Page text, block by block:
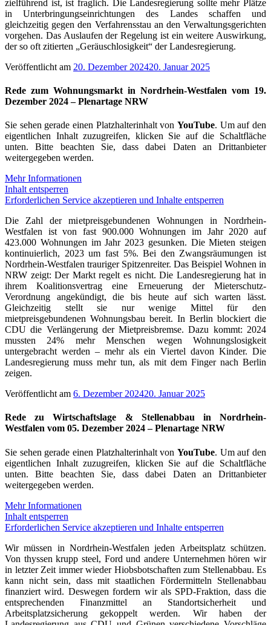
zielführend ist, ist fraglich. Die Landesregierung sollte mehr Plätze
in Unterbringungseinrichtungen des Landes schaffen und
gleichzeitig gegen den Verfahrensstau an den Verwaltungsgerichten
vorgehen. Das Auslaufen der Regelung ist ein weitere Auswirkung,
der so oft zitierten „Geräuschlosigkeit“ der Landesregierung.
Veröffentlicht am 20. Dezember 202420. Januar 2025
Rede zum Wohnungsmarkt in Nordrhein-Westfalen vom 19.
Dezember 2024 – Plenartage NRW
Sie sehen gerade einen Platzhalterinhalt von YouTube. Um auf den
eigentlichen Inhalt zuzugreifen, klicken Sie auf die Schaltfläche
unten. Bitte beachten Sie, dass dabei Daten an Drittanbieter
weitergegeben werden.
Mehr Informationen
Inhalt entsperren
Erforderlichen Service akzeptieren und Inhalte entsperren
Die Zahl der mietpreisgebundenen Wohnungen in Nordrhein-
Westfalen ist von fast 900.000 Wohnungen im Jahr 2020 auf
423.000 Wohnungen im Jahr 2023 gesunken. Die Mieten steigen
kontinuierlich, 2023 um fast 5%. Bei den Zwangsräumungen ist
Nordrhein-Westfalen trauriger Spitzenreiter. Das Beispiel Wohnen in
NRW zeigt: Der Markt regelt es nicht. Die Landesregierung hat in
ihrem Koalitionsvertrag eine Erneuerung der Mieterschutz-
Verordnung angekündigt, die bis heute auf sich warten lässt.
Gleichzeitig stellt sie nur wenige Mittel für den
mietpreisgebundenen Wohnungsbau bereit. In Berlin blockiert die
CDU die Verlängerung der Mietpreisbremse. Dazu kommt: 2024
mussten 24% mehr Menschen wegen Wohnungslosigkeit
untergebracht werden – mehr als ein Viertel davon Kinder. Die
Landesregierung muss mehr tun, als mit dem Finger nach Berlin
zeigen.
Veröffentlicht am 6. Dezember 202420. Januar 2025
Rede zu Wirtschaftslage & Stellenabbau in Nordrhein-
Westfalen vom 05. Dezember 2024 – Plenartage NRW
Sie sehen gerade einen Platzhalterinhalt von YouTube. Um auf den
eigentlichen Inhalt zuzugreifen, klicken Sie auf die Schaltfläche
unten. Bitte beachten Sie, dass dabei Daten an Drittanbieter
weitergegeben werden.
Mehr Informationen
Inhalt entsperren
Erforderlichen Service akzeptieren und Inhalte entsperren
Wir müssen in Nordrhein-Westfalen jeden Arbeitsplatz schützen.
Von thyssen krupp steel, Ford und andere Unternehmen hören wir
in letzter Zeit immer wieder Hiobsbotschaften zum Stellenabbau. Es
kann nicht sein, dass mit staatlichen Fördermitteln Stellenabbau
finanziert wird. Deswegen fordern wir als SPD-Fraktion, dass die
entsprechenden Finanzmittel an Standortsicherheit und
Arbeitsplatzsicherung gekoppelt werden. Wir haben der